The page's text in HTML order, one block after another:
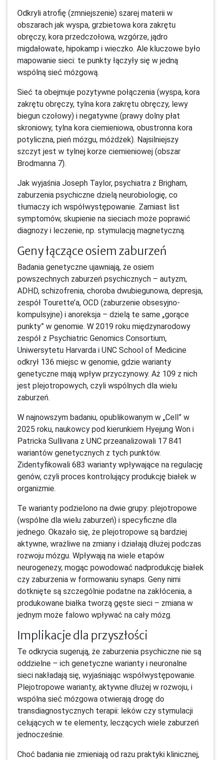
Odkryli atrofię (zmniejszenie) szarej materii w
obszarach jak wyspa, grzbietowa kora zakrętu
obręczy, kora przedczołowa, wzgórze, jądro
migdałowate, hipokamp i wieczko. Ale kluczowe było
mapowanie sieci: te punkty łączyły się w jedną
wspólną sieć mózgową.
Sieć ta obejmuje pozytywne połączenia (wyspa, kora
zakrętu obręczy, tylna kora zakrętu obręczy, lewy
biegun czołowy) i negatywne (prawy dolny płat
skroniowy, tylna kora ciemieniowa, obustronna kora
potyliczna, pień mózgu, móżdżek). Najsilniejszy
szczyt jest w tylnej korze ciemieniowej (obszar
Brodmanna 7).
Jak wyjaśnia Joseph Taylor, psychiatra z Brigham,
zaburzenia psychiczne dzielą neurobiologię, co
tłumaczy ich współwystępowanie. Zamiast list
symptomów, skupienie na sieciach może poprawić
diagnozy i leczenie, np. stymulacją magnetyczną.
Geny łączące osiem zaburzeń
Badania genetyczne ujawniają, że osiem
powszechnych zaburzeń psychicznych – autyzm,
ADHD, schizofrenia, choroba dwubiegunowa, depresja,
zespół Tourette’a, OCD (zaburzenie obsesyjno-
kompulsyjne) i anoreksja – dzielą te same „gorące
punkty” w genomie. W 2019 roku międzynarodowy
zespół z Psychiatric Genomics Consortium,
Uniwersytetu Harvarda i UNC School of Medicine
odkrył 136 miejsc w genomie, gdzie warianty
genetyczne mają wpływ przyczynowy. Aż 109 z nich
jest plejotropowych, czyli wspólnych dla wielu
zaburzeń.
W najnowszym badaniu, opublikowanym w „Cell” w
2025 roku, naukowcy pod kierunkiem Hyejung Won i
Patricka Sullivana z UNC przeanalizowali 17 841
wariantów genetycznych z tych punktów.
Zidentyfikowali 683 warianty wpływające na regulację
genów, czyli proces kontrolujący produkcję białek w
organizmie.
Te warianty podzielono na dwie grupy: plejotropowe
(wspólne dla wielu zaburzeń) i specyficzne dla
jednego. Okazało się, że plejotropowe są bardziej
aktywne, wrażliwe na zmiany i działają dłużej podczas
rozwoju mózgu. Wpływają na wiele etapów
neurogenezy, mogąc powodować nadprodukcję białek
czy zaburzenia w formowaniu synaps. Geny nimi
dotknięte są szczególnie podatne na zakłócenia, a
produkowane białka tworzą gęste sieci – zmiana w
jednym może falowo wpływać na cały mózg.
Implikacje dla przyszłości
Te odkrycia sugerują, że zaburzenia psychiczne nie są
oddzielne – ich genetyczne warianty i neuronalne
sieci nakładają się, wyjaśniając współwystępowanie.
Plejotropowe warianty, aktywne dłużej w rozwoju, i
wspólna sieć mózgowa otwierają drogę do
transdiagnostycznych terapii: leków czy stymulacji
celujących w te elementy, leczących wiele zaburzeń
jednocześnie.
Choć badania nie zmieniają od razu praktyki klinicznej,